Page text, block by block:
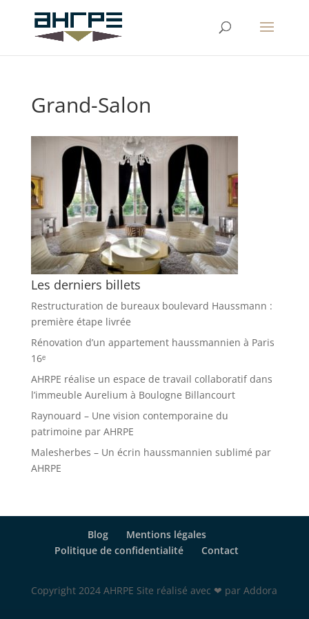
Grand-Salon
Les derniers billets
Restructuration de bureaux boulevard Haussmann :
première étape livrée
Rénovation d’un appartement haussmannien à Paris
16ᵉ
AHRPE réalise un espace de travail collaboratif dans
l’immeuble Aurelium à Boulogne Billancourt
Raynouard – Une vision contemporaine du
patrimoine par AHRPE
Malesherbes – Un écrin haussmannien sublimé par
AHRPE
Blog
Mentions légales
Politique de confidentialité
Contact
Copyright 2024 AHRPE Site réalisé avec ❤ par Addora